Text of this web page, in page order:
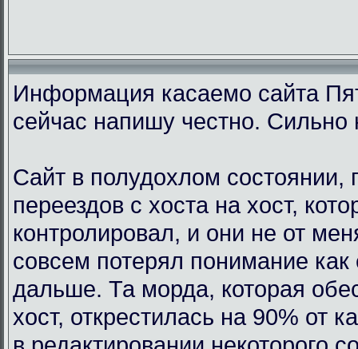
Информация касаемо сайта
сейчас напишу честно. Сильно
Сайт в полудохлом состоянии,
переездов с хоста на хост,
контролировал, и они не от
совсем потерял понимание как
дальше. Та морда, которая
хост, открестилась на 90% от